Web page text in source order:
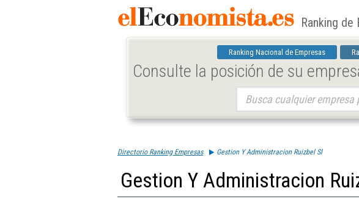
Ranking de
Ranking Nacional de Empresas
Consulte la posición de su
Directorio Ranking Empresas Gestion Y Administracion Ruizbel Sl
Gestion Y Administracion